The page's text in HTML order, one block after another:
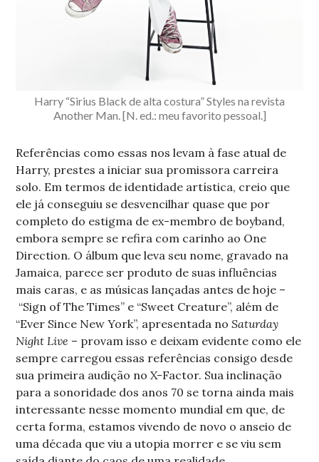
Harry “Sirius Black de alta costura” Styles na revista
Another Man. [N. ed.: meu favorito pessoal.]
Referências como essas nos levam à fase atual de
Harry, prestes a iniciar sua promissora carreira
solo. Em termos de identidade artística, creio que
ele já conseguiu se desvencilhar quase que por
completo do estigma de ex-membro de boyband,
embora sempre se refira com carinho ao One
Direction. O álbum que leva seu nome, gravado na
Jamaica, parece ser produto de suas influências
mais caras, e as músicas lançadas antes de hoje –
“Sign of The Times” e “Sweet Creature”, além de
“Ever Since New York”, apresentada noSaturday
Night Live – provam isso e deixam evidente como ele
sempre carregou essas referências consigo desde
sua primeira audição no X-Factor. Sua inclinação
para a sonoridade dos anos 70 se torna ainda mais
interessante nesse momento mundial em que, de
certa forma, estamos vivendo de novo o anseio de
uma década que viu a utopia morrer e se viu sem